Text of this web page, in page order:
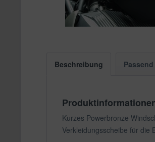
Beschreibung
Kurzes Powerbronze
Verkleidungsscheibe für die